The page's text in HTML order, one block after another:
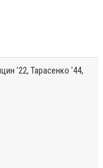
'22, Тарасенко '44,